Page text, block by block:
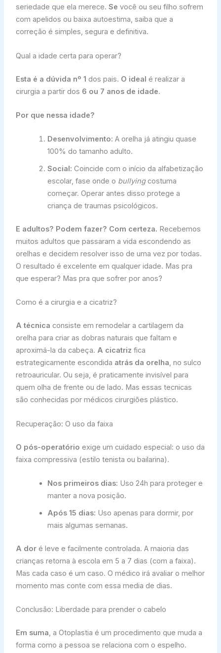
seriedade que ela merece. Se você ou seu filho sofrem
com apelidos ou baixa autoestima, saiba que a
correção é simples, segura e definitiva.
Qual a idade certa para operar?
Esta é a dúvida nº 1 dos pais. O ideal é realizar a
cirurgia a partir dos 6 ou 7 anos de idade.
Por que nessa idade?
Desenvolvimento: A orelha já atingiu quase
100% do tamanho adulto.
Social: Coincide com o início da alfabetização
escolar, fase onde o bullyingcostuma
começar. Operar antes disso protege a
criança de traumas psicológicos.
E adultos? Podem fazer? Com certeza. Recebemos
muitos adultos que passaram a vida escondendo as
orelhas e decidem resolver isso de uma vez por todas.
O resultado é excelente em qualquer idade. Mas pra
que esperar? Mas pra que sofrer por anos?
Como é a cirurgia e a cicatriz?
A técnica consiste em remodelar a cartilagem da
orelha para criar as dobras naturais que faltam e
aproximá-la da cabeça. A cicatriz fica
estrategicamente escondida atrás da orelha, no sulco
retroauricular. Ou seja, é praticamente invisível para
quem olha de frente ou de lado. Mas essas tecnicas
são conhecidas por médicos cirurgiões plástico.
Recuperação: O uso da faixa
O pós-operatório exige um cuidado especial: o uso da
faixa compressiva (estilo tenista ou bailarina).
Nos primeiros dias: Uso 24h para proteger e
manter a nova posição.
Após 15 dias: Uso apenas para dormir, por
mais algumas semanas.
A doré leve e facilmente controlada. A maioria das
crianças retorna à escola em 5 a 7 dias (com a faixa).
Mas cada caso é um caso. O médico irá avaliar o melhor
momento mas conte com essa media de dias.
Conclusão: Liberdade para prender o cabelo
Em suma, a Otoplastia é um procedimento que muda a
forma como a pessoa se relaciona com o espelho.